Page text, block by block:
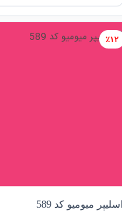
٪۱۲
اسلیپر میومیو کد 589